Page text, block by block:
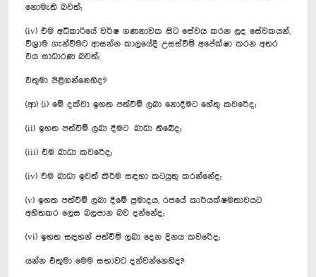
නොමැති බවත්;
(iv) එම අධිකාරියේ වර්ෂ ගණනාවක සිට සේවය කරන ලද සේවකයන්,
විශ්‍රාම ගැන්වීමට ආසන්න කාලයේදී උසස්වීම් අපේක්ෂා කරන අතර
එය සාධාරණ බවත්;
එතුමා පිළිගන්නෙහිද?
(ආ) (i) මේ දක්වා ඉහත පත්වීම් ලබා නොදීමට හේතු කවරේද;
(ii) ඉහත පත්වීම් ලබා දීමට බාධා තිබේද;
(iii) එම බාධා කවරේද;
(iv) එම බාධා ඉවත් කිරීම සඳහා කටයුතු කරන්නේද;
(v) ඉහත පත්වීම් ලබා දීමේ ප්‍රමාදය, රජයේ කාර්යක්ෂමතාවයට
අහිතකර ලෙස බලපාන බව දන්නේද;
(vi) ඉහත සඳහන් පත්වීම් ලබා දෙන දිනය කවරේද;
යන්න එතුමා මෙම සභාවට දන්වන්නෙහිද?